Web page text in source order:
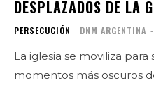
DESPLAZADOS DE LA
PERSECUCIÓN DNM ARGENTINA -
La iglesia se moviliza
momentos más oscuros